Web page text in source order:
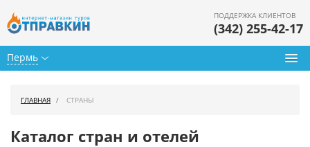
Пермь
ПОДДЕРЖКА КЛИЕНТОВ
(342) 255-42-17
ГЛАВНАЯ СТРАНЫ
Каталог стран и отелей